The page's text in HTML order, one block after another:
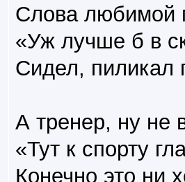
Слова любимой
«Уж лучше б в
Сидел, пиликал
А тренер, ну не
«Тут к спорту
Конечно это ни